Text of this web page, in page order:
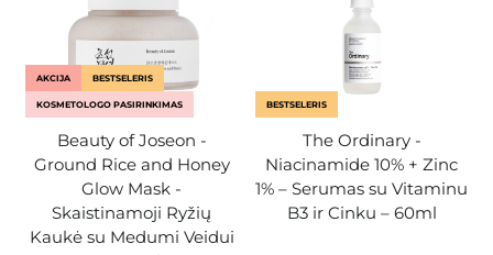
AKCIJA BESTSELERIS
KOSMETOLOGO PASIRINKIMAS
Beauty of Joseon -
Ground Rice and Honey
Glow Mask -
Skaistinamoji Ryžių
Kaukė su Medumi Veidui
BESTSELERIS
The Ordinary -
Niacinamide 10% + Zinc
1% – Serumas su Vitaminu
B3 ir Cinku – 60ml